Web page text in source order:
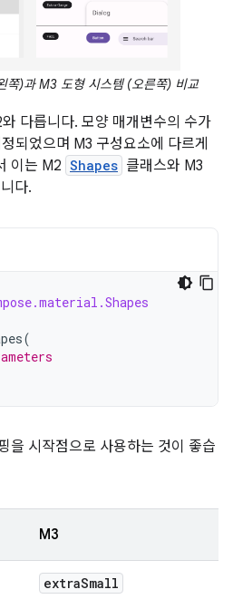
쪽)과 M3 도형 시스템 (오른쪽) 비교
다릅니다. 모양 매개변수의 수가
되었으며 M3 구성요소에 다르게
이는 M2 Shapes 클래스와 M3
다.
(
을 시작점으로 사용하는 것이 좋습
M3
extraSmall